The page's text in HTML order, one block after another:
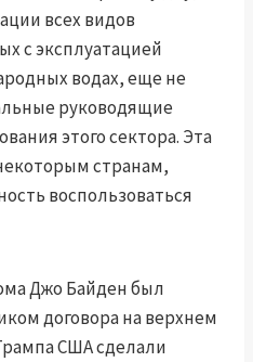
всех видов
с эксплуатацией
водах, еще не
руководящие
этого сектора. Эта
странам,
воспользоваться
Джо Байден был
договора на верхнем
США сделали